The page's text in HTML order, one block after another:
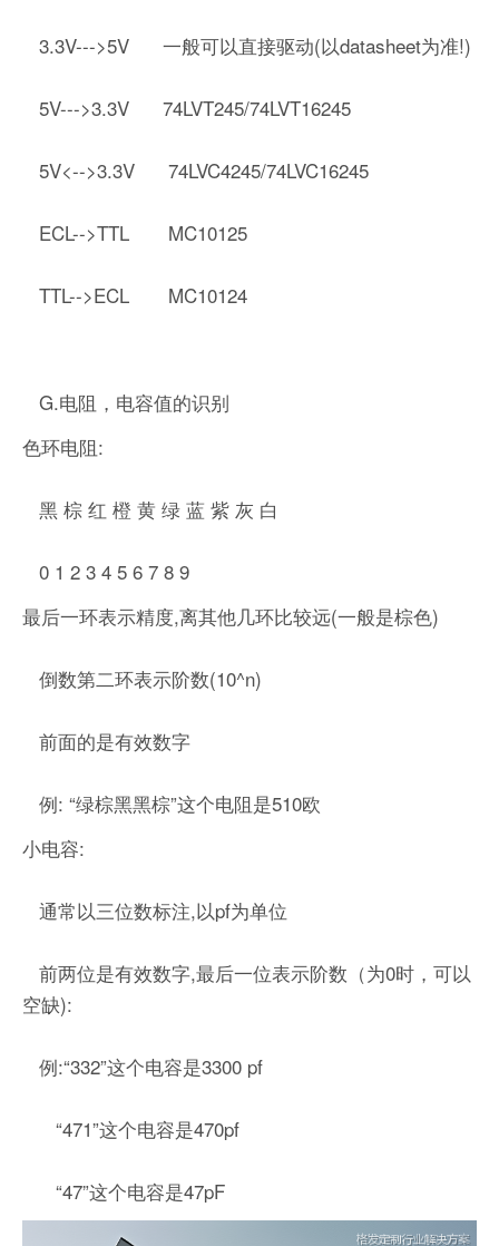
3.3V--->5V 一般可以直接驱动(以datasheet为准!)
5V--->3.3V 74LVT245/74LVT16245
5V<-->3.3V 74LVC4245/74LVC16245
ECL-->TTL MC10125
TTL-->ECL MC10124
G.电阻，电容值的识别
色环电阻:
黑 棕 红 橙 黄 绿 蓝 紫 灰 白
0 1 2 3 4 5 6 7 8 9
最后一环表示精度,离其他几环比较远(一般是棕色)
倒数第二环表示阶数(10^n)
前面的是有效数字
例: “绿棕黑黑棕”这个电阻是510欧
小电容:
通常以三位数标注,以pf为单位
前两位是有效数字,最后一位表示阶数（为0时，可以
空缺):
例:“332”这个电容是3300 pf
“471”这个电容是470pf
“47”这个电容是47pF